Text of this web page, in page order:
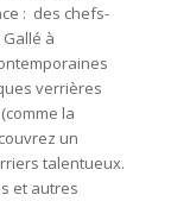
: des chefs-
à
verrières
la
un
talentueux.
et autres